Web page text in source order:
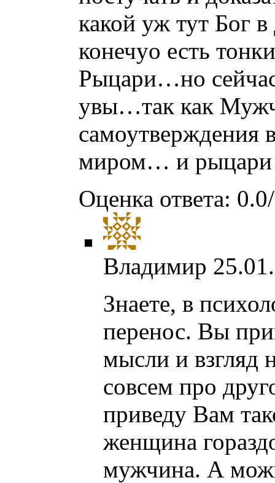
какой уж тут
конечyо есть
Рыцари…но
увы…так как
самоутверждения
миром… и рыцари
Оценка ответа: 0.0/
Владимир
Знаете, в
перенос. Вы
мысли и взгляд
совсем про
приведу Вам
женщина
мужчина. А